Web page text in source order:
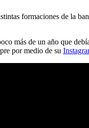
formaciones de la
más de un año que
por medio de su